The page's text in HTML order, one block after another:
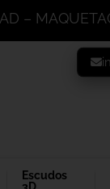
–
Escudos